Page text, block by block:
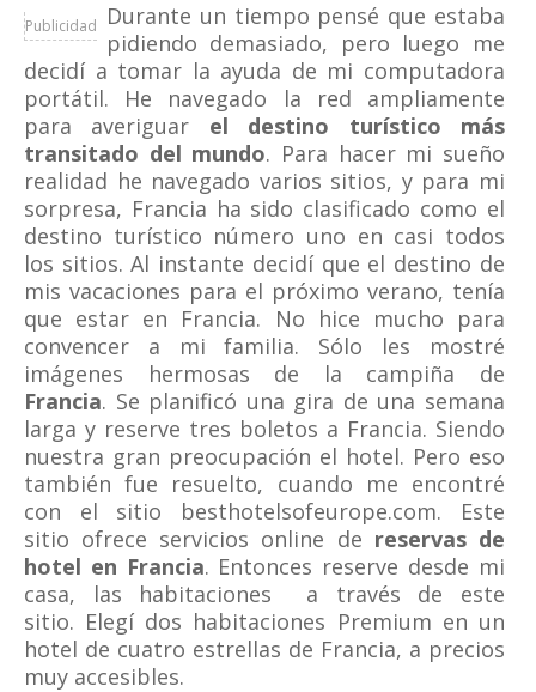
Publicidad
Durante un tiempo pensé que estaba
pidiendo demasiado, pero luego me
decidí a tomar la ayuda de mi computadora
portátil. He navegado la red ampliamente
para averiguar el destino turístico más
transitado del mundo. Para hacer mi sueño
realidad he navegado varios sitios, y para mi
sorpresa, Francia ha sido clasificado como el
destino turístico número uno en casi todos
los sitios. Al instante decidí que el destino de
mis vacaciones para el próximo verano, tenía
que estar en Francia. No hice mucho para
convencer a mi familia. Sólo les mostré
imágenes hermosas de la campiña de
Francia. Se planificó una gira de una semana
larga y reserve tres boletos a Francia. Siendo
nuestra gran preocupación el hotel. Pero eso
también fue resuelto, cuando me encontré
con el sitio besthotelsofeurope.com. Este
sitio ofrece servicios online de reservas de
hotel en Francia. Entonces reserve desde mi
casa, las habitaciones a través de este
sitio. Elegí dos habitaciones Premium en un
hotel de cuatro estrellas de Francia, a precios
muy accesibles.